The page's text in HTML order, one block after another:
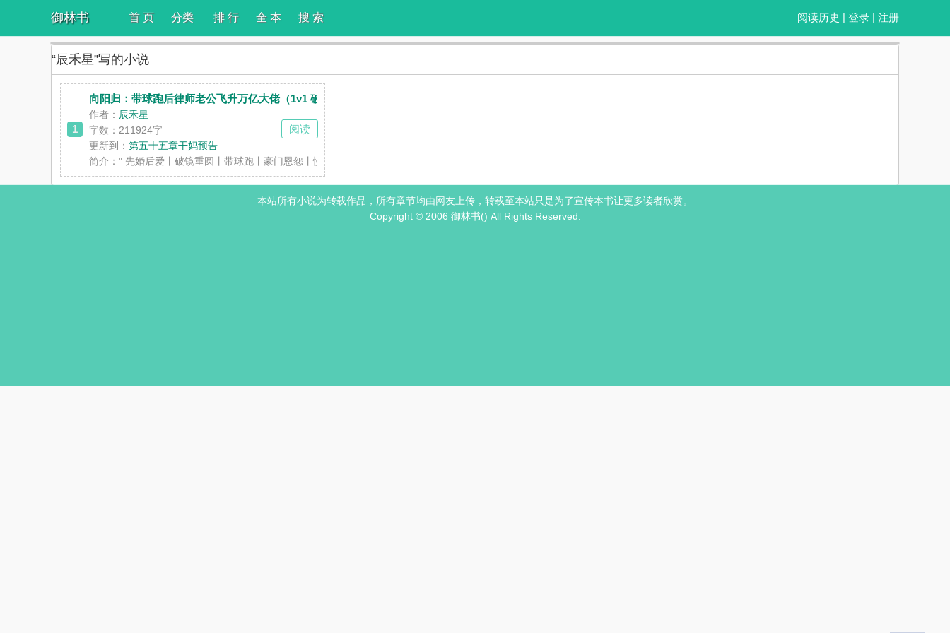
御林书 阅读历史 | 登录 | 注册
首 页 分类 排 行 全 本 搜 索
“辰禾星”写的小说
1
向阳归：带球跑后律师老公飞升万亿大佬（1v1 破镜重圆）
作者： 辰禾星
字数：211924字
更新到： 第五十五章干妈预告
简介： " 先婚后爱丨破镜重圆丨带球跑丨豪门恩怨丨慢热丨剧情流丨1v1丨BG丨HE丨微H前期元气少女后期身残志坚事业爱情都要小女主 X 前期温和克制学霸律师后期冷峻沉稳宠妻狂魔大霸总
阅读
本站所有小说为转载作品，所有章节均由网友上传，转载至本站只是为了宣传本书让更多读者欣赏。
Copyright © 2006 御林书() All Rights Reserved.